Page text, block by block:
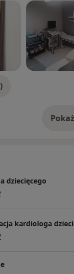
dziecięcego
kardiologa